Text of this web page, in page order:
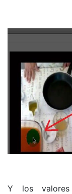
Y los valores